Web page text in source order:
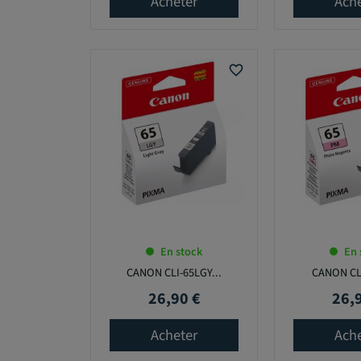
favorite_border
En stock
CANON CLI-65LGY...
Prix
26,90 €
Acheter
En
CANON
Prix